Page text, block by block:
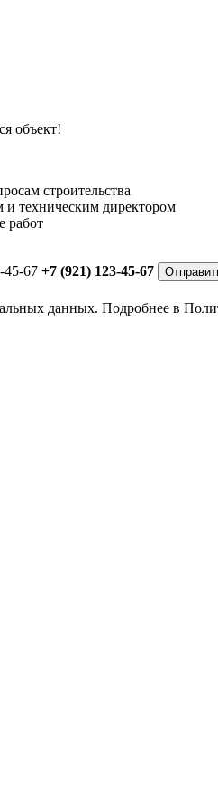
объект!
строительства
и техническим директором
работ
45-67 +7 (921) 123-45-67
данных. Подробнее в